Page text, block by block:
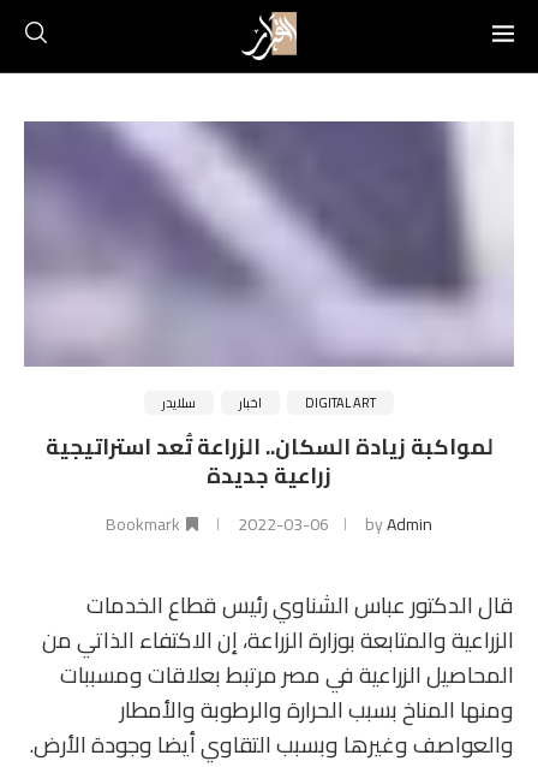
DIGITAL ART اخبار سلايدر
لمواكبة زيادة السكان.. الزراعة تُعد استراتيجية
زراعية جديدة
byAdmin
2022-03-06
Bookmark
قال الدكتور عباس الشناوي رئيس قطاع الخدمات
الزراعية والمتابعة بوزارة الزراعة، إن الاكتفاء الذاتي من
المحاصيل الزراعية في مصر مرتبط بعلاقات ومسببات
ومنها المناخ بسبب الحرارة والرطوبة والأمطار
والعواصف وغيرها وبسبب التقاوي أيضا وجودة الأرض.